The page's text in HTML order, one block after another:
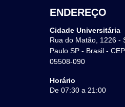
ENDEREÇO
Cidade Universitária
Rua do Matão, 1226 -
Paulo SP - Brasil -
05508-090
Horário
De 07:30 a 21:00